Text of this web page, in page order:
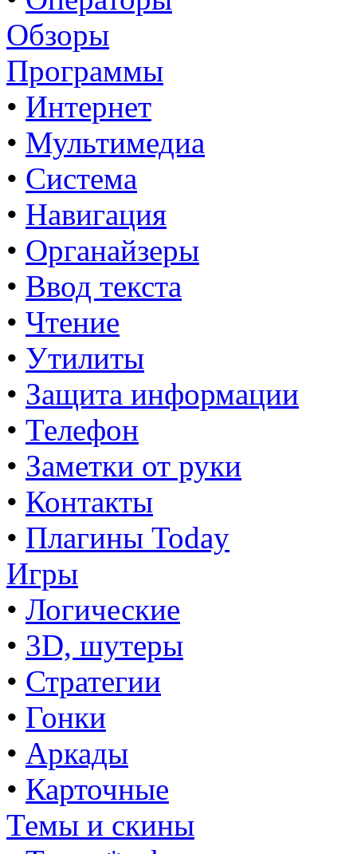
Обзоры
Программы
• Интернет
• Мультимедиа
• Система
• Навигация
• Органайзеры
• Ввод текста
• Чтение
• Утилиты
• Защита информации
• Телефон
• Заметки от руки
• Контакты
• Плагины Today
Игры
• Логические
• 3D, шутеры
• Стратегии
• Гонки
• Аркады
• Карточные
Темы и скины